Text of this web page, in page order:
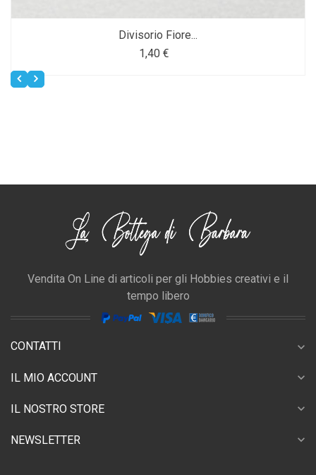
Divisorio Fiore...
1,40 €
Vendita On Line di articoli per gli Hobbies creativi e il
tempo libero
CONTATTI expand_more
IL MIO ACCOUNT expand_more
IL NOSTRO STORE expand_more
NEWSLETTER expand_more